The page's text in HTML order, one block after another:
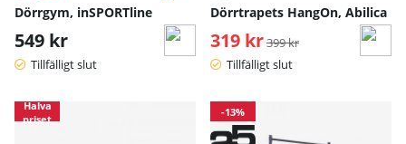
Dörrgym, inSPORTline
549 kr
Tillfälligt slut
Dörrtrapets HangOn, Abilica
319 kr Ordinarie pris:
399 kr
Tillfälligt slut
Halva
priset
-13%